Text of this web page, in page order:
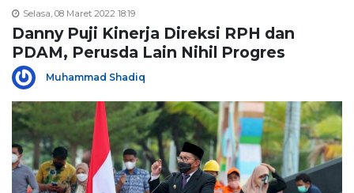
Selasa, 08 Maret 2022 18:19
Danny Puji Kinerja Direksi RPH dan
PDAM, Perusda Lain Nihil Progres
Muhammad Shadiq